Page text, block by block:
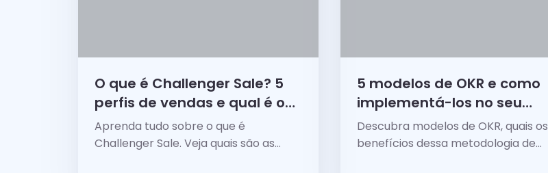
O que é Challenger Sale? 5
perfis de vendas e qual é o
TOP 1?
Aprenda tudo sobre o que é
Challenger Sale. Veja quais são as
5 modelos de OKR e como
implementá-los no seu
negócio?
Descubra modelos de OKR, quais os
benefícios dessa metodologia de